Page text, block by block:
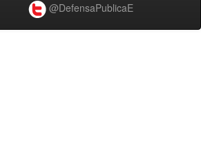
@DefensaPublicaE